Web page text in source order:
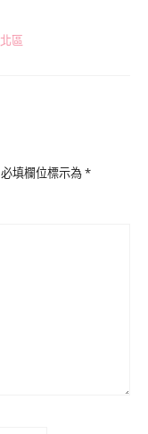
北區
必填欄位標示為*